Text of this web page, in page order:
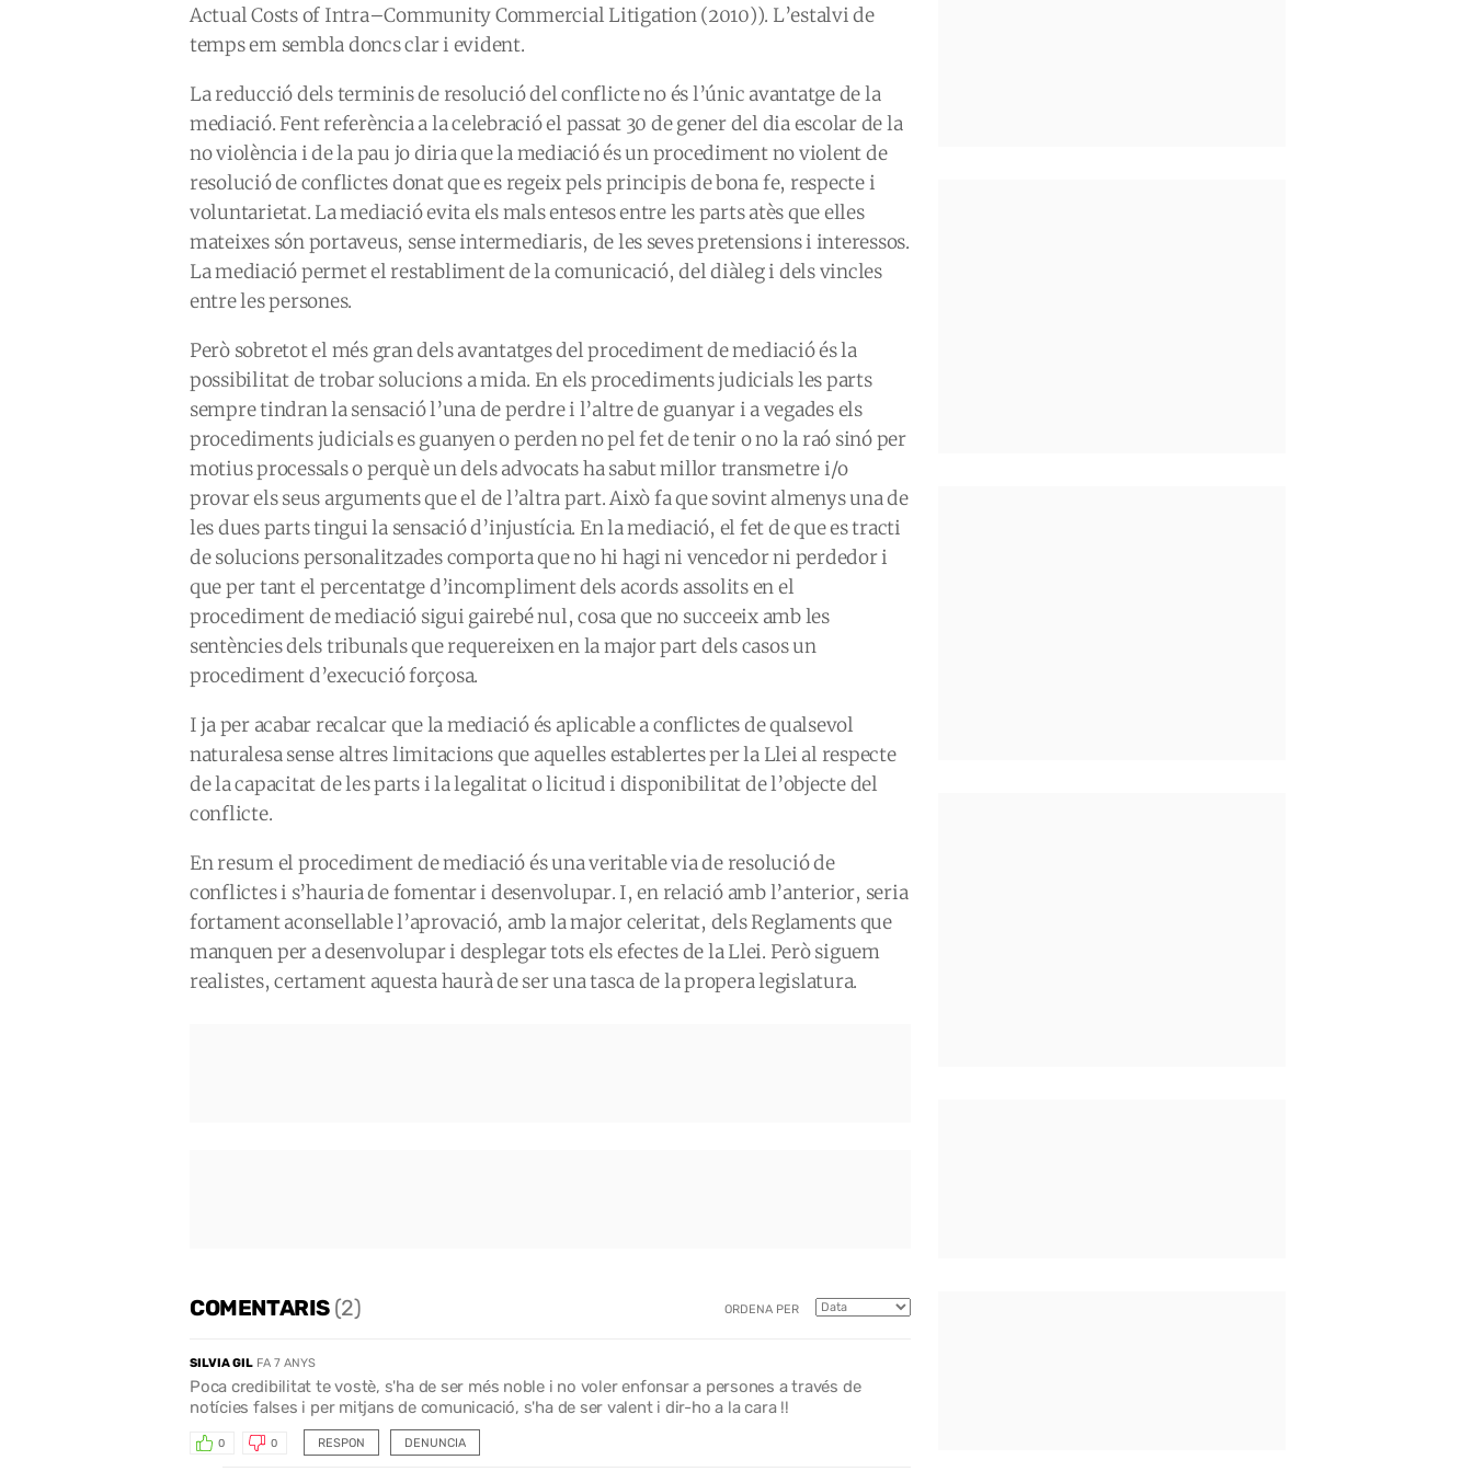
Actual Costs of Intra–Community Commercial Litigation (2010)). L’estalvi de
temps em sembla doncs clar i evident.
La reducció dels terminis de resolució del conflicte no és l’únic avantatge de la
mediació. Fent referència a la celebració el passat 30 de gener del dia escolar de la
no violència i de la pau jo diria que la mediació és un procediment no violent de
resolució de conflictes donat que es regeix pels principis de bona fe, respecte i
voluntarietat. La mediació evita els mals entesos entre les parts atès que elles
mateixes són portaveus, sense intermediaris, de les seves pretensions i interessos.
La mediació permet el restabliment de la comunicació, del diàleg i dels vincles
entre les persones.
Però sobretot el més gran dels avantatges del procediment de mediació és la
possibilitat de trobar solucions a mida. En els procediments judicials les parts
sempre tindran la sensació l’una de perdre i l’altre de guanyar i a vegades els
procediments judicials es guanyen o perden no pel fet de tenir o no la raó sinó per
motius processals o perquè un dels advocats ha sabut millor transmetre i/o
provar els seus arguments que el de l’altra part. Això fa que sovint almenys una de
les dues parts tingui la sensació d’injustícia. En la mediació, el fet de que es tracti
de solucions personalitzades comporta que no hi hagi ni vencedor ni perdedor i
que per tant el percentatge d’incompliment dels acords assolits en el
procediment de mediació sigui gairebé nul, cosa que no succeeix amb les
sentències dels tribunals que requereixen en la major part dels casos un
procediment d’execució forçosa.
I ja per acabar recalcar que la mediació és aplicable a conflictes de qualsevol
naturalesa sense altres limitacions que aquelles establertes per la Llei al respecte
de la capacitat de les parts i la legalitat o licitud i disponibilitat de l’objecte del
conflicte.
En resum el procediment de mediació és una veritable via de resolució de
conflictes i s’hauria de fomentar i desenvolupar. I, en relació amb l’anterior, seria
fortament aconsellable l’aprovació, amb la major celeritat, dels Reglaments que
manquen per a desenvolupar i desplegar tots els efectes de la Llei. Però siguem
realistes, certament aquesta haurà de ser una tasca de la propera legislatura.
COMENTARIS (2) ORDENA PER
SILVIA GIL FA 7 ANYS
Poca credibilitat te vostè, s'ha de ser més noble i no voler enfonsar a persones a través de
notícies falses i per mitjans de comunicació, s'ha de ser valent i dir-ho a la cara !!
RESPON
0 0 DENUNCIA